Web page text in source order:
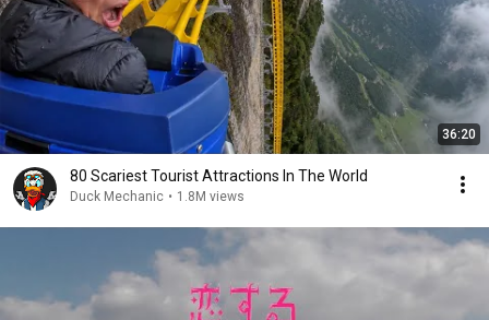
36:20
80 Scariest Tourist Attractions In The World
Duck Mechanic • 1.8M views